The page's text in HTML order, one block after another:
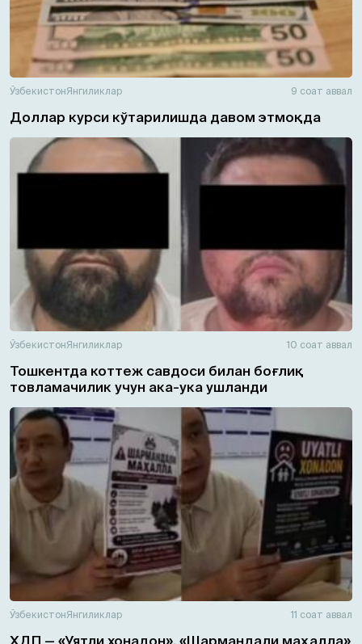
ЎзбекистонЯнгиликлар 9 соат аввал
Доллар курси кўтарилишда давом этмоқда
ЎзбекистонЯнгиликлар 10 соат аввал
Тошкентда коттеж савдоси билан боғлиқ
товламачилик учун ака-ука ушланди
ЎзбекистонЯнгиликлар 11 соат аввал
ХДП — «Уятли хонадон», «Шармандали маҳалла»